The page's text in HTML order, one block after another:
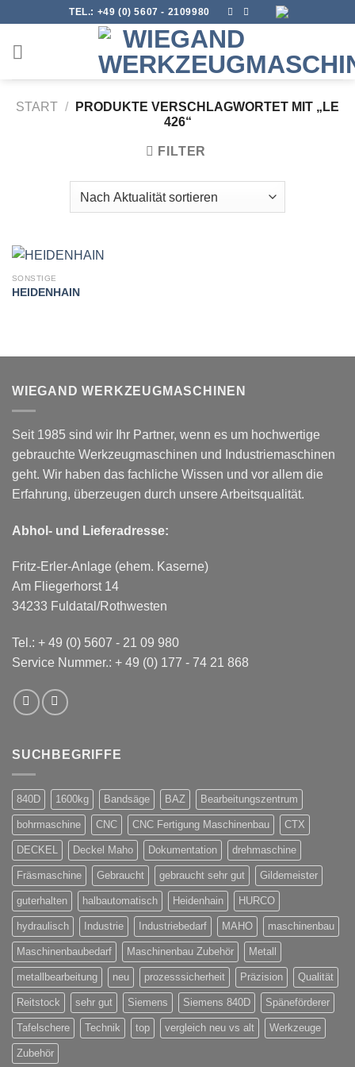
content
TEL.: +49 (0) 5607 - 2109980
START /
PRODUKTE VERSCHLAGWORTET MIT „LE
426“
FILTER
SONSTIGE
HEIDENHAIN
WIEGAND WERKZEUGMASCHINEN
Seit 1985 sind wir Ihr Partner, wenn es um hochwertige
gebrauchte Werkzeugmaschinen und Industriemaschinen
geht. Wir haben das fachliche Wissen und vor allem die
Erfahrung, überzeugen durch unsere Arbeitsqualität.
Abhol- und Lieferadresse:
Fritz-Erler-Anlage (ehem. Kaserne)
Am Fliegerhorst 14
34233 Fuldatal/Rothwesten
Tel.: + 49 (0) 5607 - 21 09 980
Service Nummer.: + 49 (0) 177 - 74 21 868
SUCHBEGRIFFE
840D 1600kg Bandsäge BAZ Bearbeitungszentrum
bohrmaschine CNC CNC Fertigung Maschinenbau CTX
DECKEL Deckel Maho Dokumentation drehmaschine
Fräsmaschine Gebraucht gebraucht sehr gut Gildemeister
guterhalten halbautomatisch Heidenhain HURCO
hydraulisch Industrie Industriebedarf MAHO maschinenbau
Maschinenbaubedarf Maschinenbau Zubehör Metall
metallbearbeitung neu prozesssicherheit Präzision Qualität
Reitstock sehr gut Siemens Siemens 840D Späneförderer
Tafelschere Technik top vergleich neu vs alt Werkzeuge
Zubehör